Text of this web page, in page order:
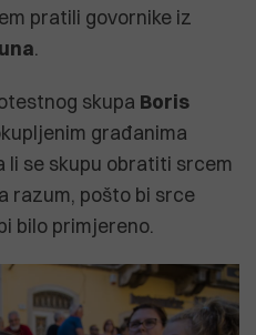
pratili govornike iz
.
skupa Boris
građanima
li se skupu obratiti srcem
razum, pošto bi srce
bilo primjereno.